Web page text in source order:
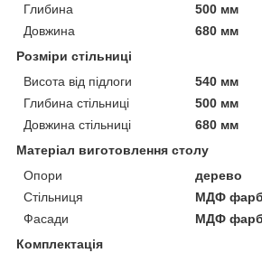
Глибина
500 мм
Довжина
680 мм
Розміри стільниці
Висота від підлоги
540 мм
Глибина стільниці
500 мм
Довжина стільниці
680 мм
Матеріал виготовлення столу
Опори
дерево
Стільниця
МДФ
Фасади
МДФ
Комплектація